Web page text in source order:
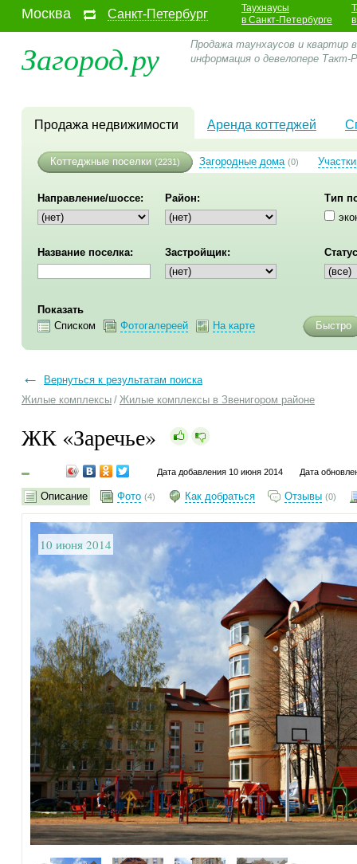
Москва Санкт-Петербург
Таухнаусы
в Санкт-Петербурге
Загород.ру
Продажа таунхаусов и квартир
информация о девелопере
Продажа недвижимости Аренда коттеджей
Коттеджные поселки (2231) Загородные дома (0) Участки
Направление/шоссе: Район:
Тип
Название поселка: Застройщик:
Показать
Списком
Фотогалереей На карте Быстро
←
Вернуться к результатам поиска
Жилые комплексы / Жилые комплексы в Звенигором районе
ЖК «Заречье»
Дата добавления 10 июня 2014 Дата
Описание Фото (4) Как добраться Отзывы (0)
10 июня 2014